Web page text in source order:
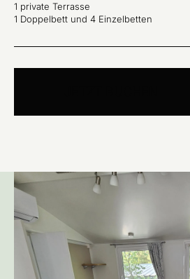
1 private Terrasse
1 Doppelbett und 4 Einzelbetten